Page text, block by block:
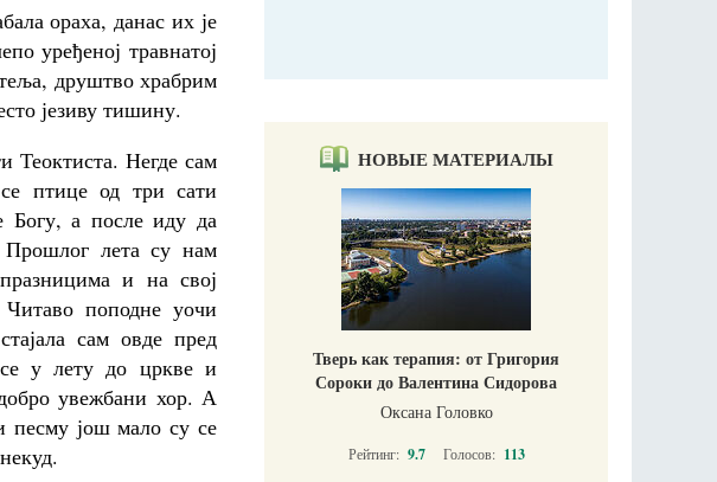
ораха, данас их је
уређеној травнатој
друштво храбрим
језиву тишину.
Теоктиста. Негде сам
птице од три сати
Богу, а после иду да
Прошлог лета су нам
и на свој
поподне уочи
сам овде пред
у лету до цркве и
увежбани хор. А
песму још мало су се
НОВЫЕ МАТЕРИАЛЫ
Тверь как терапия: от Григория
Сороки до Валентина Сидорова
Оксана Головко
Рейтинг: 9.7 Голосов: 113